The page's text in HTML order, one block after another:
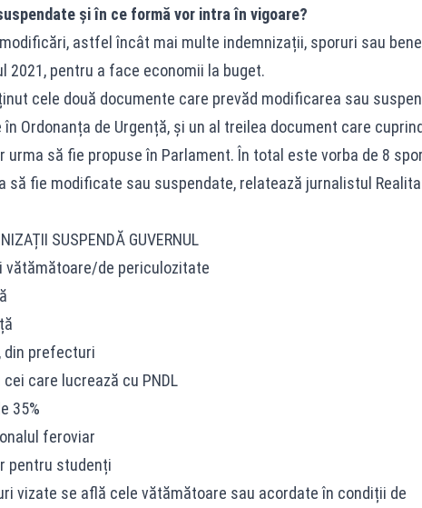
și în ce formă vor intra în vigoare?
astfel încât mai multe indemnizații, sporuri sau
2021, pentru a face economii la buget.
cele două documente care prevăd modificarea sau
Ordonanța de Urgență, și un al treilea document care
urma să fie propuse în Parlament. În total este vorba de 8
să fie modificate sau suspendate, relatează jurnalistul
SUSPENDĂ GUVERNUL
vătămătoare/de periculozitate
din prefecturi
care lucrează cu PNDL
35%
feroviar
pentru studenți
vizate se află cele vătămătoare sau acordate în condiții de